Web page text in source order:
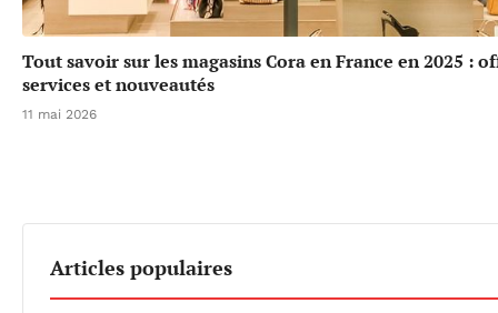
Tout savoir sur les magasins Cora en France en 2025 :
services et nouveautés
11 mai 2026
Articles populaires